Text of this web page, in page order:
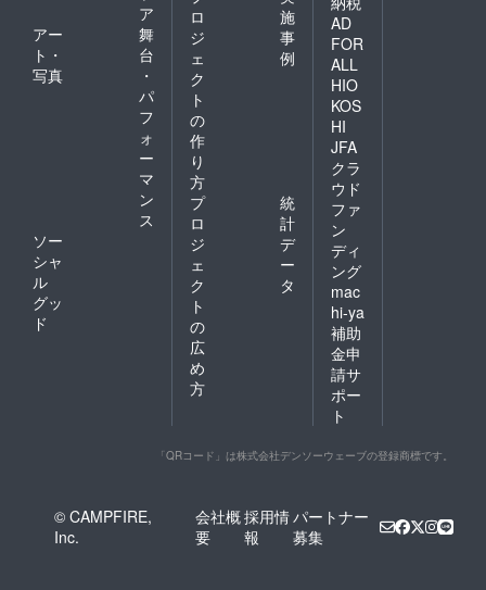
ア
アー
ト・
写真
舞
台
・
パ
フ
ォ
ー
マ
ン
ス
ソー
シャ
ル
グッ
ド
ロ
ジ
ェ
ク
ト
の
作
り
方
施
事
例
プ
ロ
ジ
ェ
ク
ト
の
広
め
方
統
計
デ
ー
タ
AD
FOR
ALL
HIO
KOS
HI
JFA
クラ
ウド
ファ
ン
ディ
ング
mac
hi-ya
補助
金申
請サ
ポー
ト
「QRコード」は株式会社デンソーウェーブの登録商標です。
© CAMPFIRE,
Inc.
会社概
要
採用情
報
パートナー
募集